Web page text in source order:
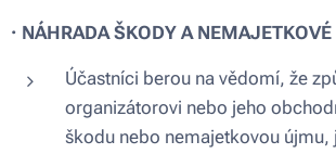
· NÁHRADA ŠKODY A
Účastníci berou na vědomí, že
organizátorovi nebo jeho
škodu nebo nemajetkovou újmu,